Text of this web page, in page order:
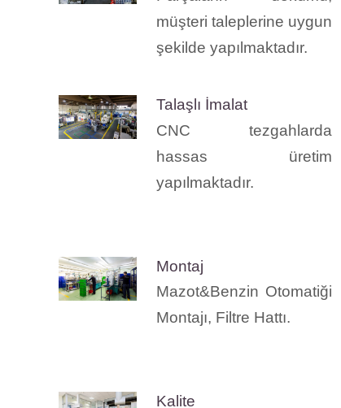
müşteri taleplerine uygun
şekilde yapılmaktadır.
Talaşlı İmalat
CNC tezgahlarda
hassas üretim
yapılmaktadır.
Montaj
Mazot&Benzin Otomatiği
Montajı, Filtre Hattı.
Kalite